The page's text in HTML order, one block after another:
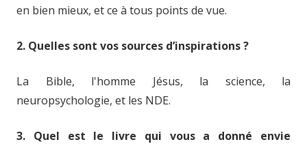
en bien mieux, et ce à tous points de vue.
2. Quelles sont vos sources d’inspirations ?
La Bible, l'homme Jésus, la science, la
neuropsychologie, et les NDE.
3. Quel est le livre qui vous a donné envie